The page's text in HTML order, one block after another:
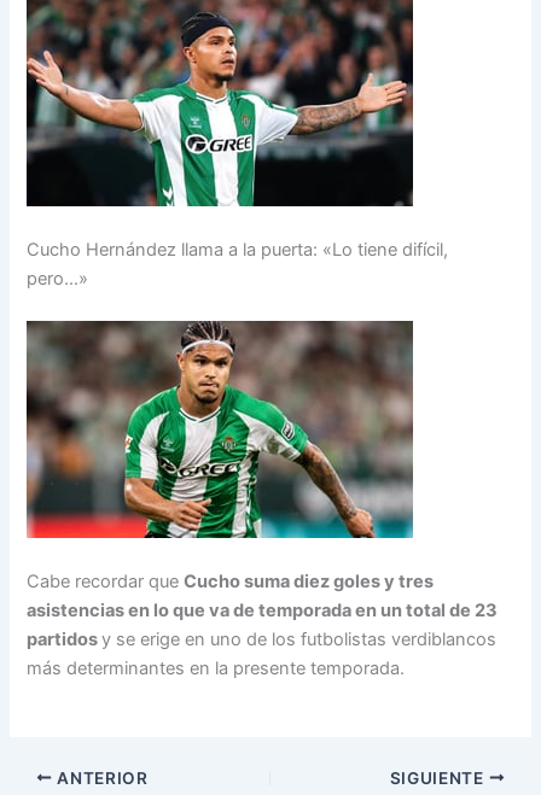
Cucho Hernández llama a la puerta: «Lo tiene difícil,
pero…»
Cabe recordar queCucho suma diez goles y tres
asistencias en lo que va de temporada en un total de 23
partidosy se erige en uno de los futbolistas verdiblancos
más determinantes en la presente temporada.
ANTERIOR SIGUIENTE